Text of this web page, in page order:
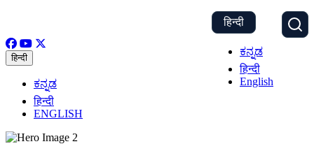
हिन्दी
ಕನ್ನಡ
हिन्दी
English
हिन्दी
ಕನ್ನಡ
हिन्दी
ENGLISH